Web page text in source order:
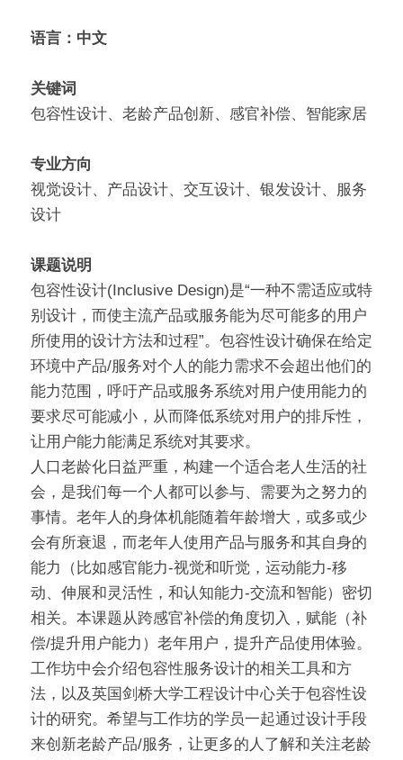
语言：中文
关键词
包容性设计、老龄产品创新、感官补偿、智能家居
专业方向
视觉设计、产品设计、交互设计、银发设计、服务
设计
课题说明
包容性设计(Inclusive Design)是“一种不需适应或特
别设计，而使主流产品或服务能为尽可能多的用户
所使用的设计方法和过程”。包容性设计确保在给定
环境中产品/服务对个人的能力需求不会超出他们的
能力范围，呼吁产品或服务系统对用户使用能力的
要求尽可能减小，从而降低系统对用户的排斥性，
让用户能力能满足系统对其要求。
人口老龄化日益严重，构建一个适合老人生活的社
会，是我们每一个人都可以参与、需要为之努力的
事情。老年人的身体机能随着年龄增大，或多或少
会有所衰退，而老年人使用产品与服务和其自身的
能力（比如感官能力-视觉和听觉，运动能力-移
动、伸展和灵活性，和认知能力-交流和智能）密切
相关。本课题从跨感官补偿的角度切入，赋能（补
偿/提升用户能力）老年用户，提升产品使用体验。
工作坊中会介绍包容性服务设计的相关工具和方
法，以及英国剑桥大学工程设计中心关于包容性设
计的研究。希望与工作坊的学员一起通过设计手段
来创新老龄产品/服务，让更多的人了解和关注老龄